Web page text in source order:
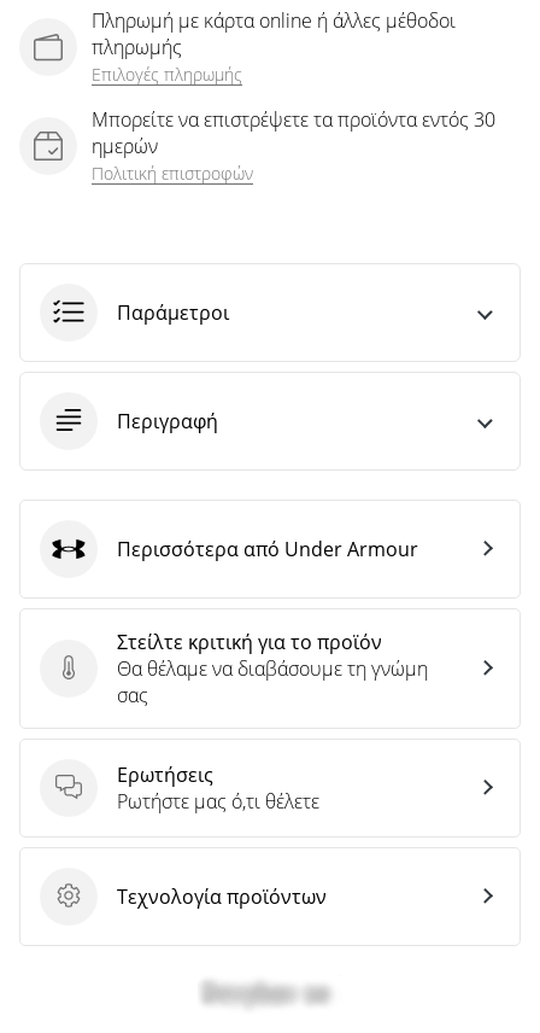
Πληρωμή με κάρτα online ή άλλες μέθοδοι
πληρωμής
Επιλογές πληρωμής
Μπορείτε να επιστρέψετε τα προϊόντα εντός 30
ημερών
Πολιτική επιστροφών
Παράμετροι
Περιγραφή
Στείλτε κριτική για το προϊόν
Στείλτε κριτική για το προϊόν
Θα θέλαμε να διαβάσουμε τη γνώμη
σας
Ερωτήσεις
Ερωτήσεις
Ρωτήστε μας ό,τι θέλετε
Τεχνολογία προϊόντων
Τεχνολογία προϊόντων
Under Armour
Περισσότερα από Under Armour